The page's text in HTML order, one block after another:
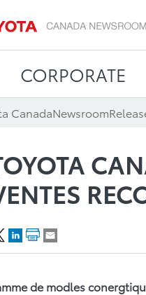
CORPORATE
CanadaNewsroom
de modles